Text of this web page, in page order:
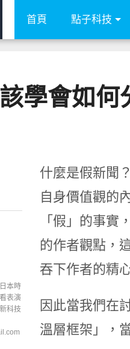
首頁 點子科技
學會如
什麼是假新聞
自身價值觀的
「假」的事實
的作者觀點，
吞下作者的精
因此當我們在
溫層框架」，
本時
表演
科技